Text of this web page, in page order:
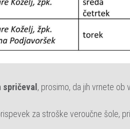
spričeval , prosimo, da jih vrnete ob
za stroške veroučne šole,